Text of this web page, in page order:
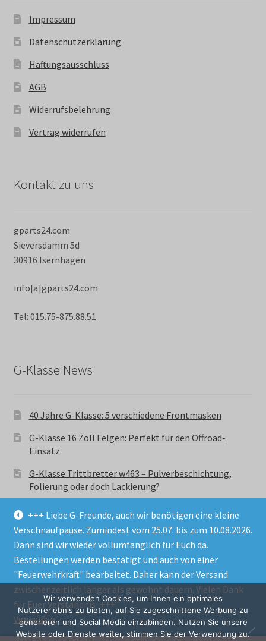
+++ Liebe G-Freunde, auch wir benötigen eine kleine
Verschnaufpause. Zumindest vom 25.07. bis zum 10.08.2026.
Dann sind wir wieder vollumfänglich für Euch da.
Bestellungen werden bestätigt und auch von einer
"Feuerwehrkraft" bearbeitet. Daher kann der Versand
zwischenzeitlich länger als gewohnt dauern. Vielen Dank
für Euer Verständnis! +++
Verwerfen
Impressum
Datenschutzerklärung
Haftungsausschluss
AGB
Widerrufsbelehrung
Vertrag widerrufen
Kontakt zu uns
gparts24.com
Sieversdamm 5d
30916 Isernhagen
info[ä]gparts24.com
Tel: 015.75-875.88.51
G-Klasse News
40 Jahre G-Klasse: 5 verschiedene Frontmasken
G-Klasse 16 Zoll Felgen: Perfekt für den Offroad-
Einsatz
G-Klasse Trittbretter w463 – Pulverbeschichtung,
Folierung oder doch Lackierung?
© GParts24 - G-Klasse w463 Trittbretter, Felgen,
Ersatzteile & Zubebehör.
Datenschutzerklärung
Alle Preise inkl. der gesetzlichen MwSt.
Wir verwenden Cookies, um Ihnen ein optimales
Nutzererlebnis zu bieten, auf Sie zugeschnittene Werbung zu
generieren und Social Media einzubinden. Nutzen Sie unsere
Website oder Dienste weiter, stimmen Sie der Verwendung zu.